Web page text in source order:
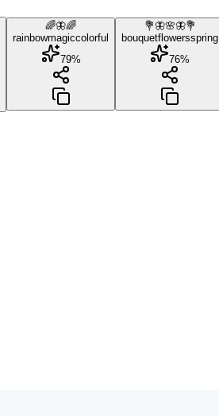
🌈🦋🌈
rainbowmagiccolorful
79%
💐🦋🌸🦋💐
bouquetflowersspring
76%